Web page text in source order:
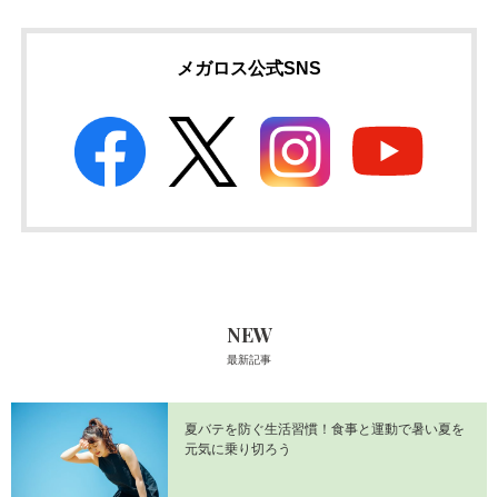
メガロス公式SNS
NEW
最新記事
夏バテを防ぐ生活習慣！食事と運動で暑い夏を
元気に乗り切ろう